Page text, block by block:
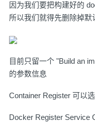
因为我们要把构建好的
所以我们就得先删除掉默
目前只留一个 "Build an
的参数信息
Container Register 可以
Docker Register Service